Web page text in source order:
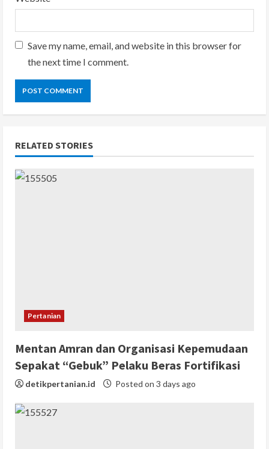
Save my name, email, and website in this browser for
the next time I comment.
RELATED STORIES
Pertanian
Mentan Amran dan Organisasi Kepemudaan
Sepakat “Gebuk” Pelaku Beras Fortifikasi
detikpertanian.id Posted on 3 days ago